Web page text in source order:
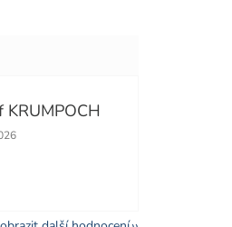
KRUMPOCH
obchodu je 5 z 5 hvězdiček.